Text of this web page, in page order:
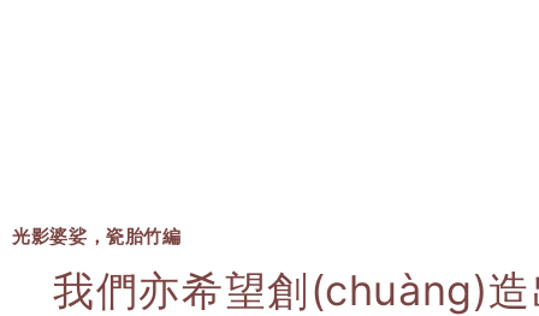
光影婆娑，瓷胎竹編
我們亦希望創(chuàng)